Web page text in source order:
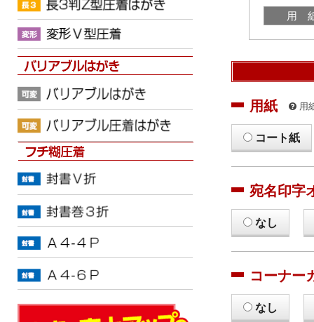
用
用紙 用
コート紙
宛名印字
なし
コーナー
なし